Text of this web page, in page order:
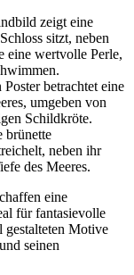
zeigt eine
sitzt, neben
eine wertvolle Perle,
betrachtet eine
umgeben von
Schildkröte.
brünette
neben ihr
des Meeres.
eine
für fantasievolle
gestalteten Motive
seinen